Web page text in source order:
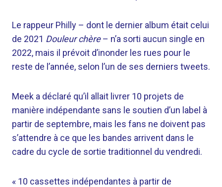
Le rappeur Philly – dont le dernier album était celui
de 2021 Douleur chère– n’a sorti aucun single en
2022, mais il prévoit d’inonder les rues pour le
reste de l’année, selon l’un de ses derniers tweets.
Meek a déclaré qu’il allait livrer 10 projets de
manière indépendante sans le soutien d’un label à
partir de septembre, mais les fans ne doivent pas
s’attendre à ce que les bandes arrivent dans le
cadre du cycle de sortie traditionnel du vendredi.
« 10 cassettes indépendantes à partir de